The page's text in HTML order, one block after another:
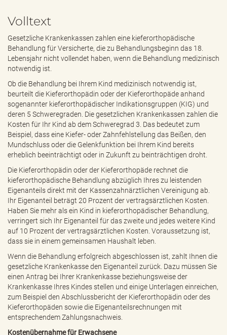
Volltext
Gesetzliche Krankenkassen zahlen eine kieferorthopädische
Behandlung für Versicherte, die zu Behandlungsbeginn das 18.
Lebensjahr nicht vollendet haben, wenn die Behandlung medizinisch
notwendig ist.
Ob die Behandlung bei Ihrem Kind medizinisch notwendig ist,
beurteilt die Kieferorthopädin oder der Kieferorthopäde anhand
sogenannter kieferorthopädischer Indikationsgruppen (KIG) und
deren 5 Schweregraden. Die gesetzlichen Krankenkassen zahlen die
Kosten für Ihr Kind ab dem Schweregrad 3. Das bedeutet zum
Beispiel, dass eine Kiefer- oder Zahnfehlstellung das Beißen, den
Mundschluss oder die Gelenkfunktion bei Ihrem Kind bereits
erheblich beeinträchtigt oder in Zukunft zu beinträchtigen droht.
Die Kieferorthopädin oder der Kieferorthopäde rechnet die
kieferorthopädische Behandlung abzüglich Ihres zu leistenden
Eigenanteils direkt mit der Kassenzahnärztlichen Vereinigung ab.
Ihr Eigenanteil beträgt 20 Prozent der vertragsärztlichen Kosten.
Haben Sie mehr als ein Kind in kieferorthopädischer Behandlung,
verringert sich Ihr Eigenanteil für das zweite und jedes weitere Kind
auf 10 Prozent der vertragsärztlichen Kosten. Voraussetzung ist,
dass sie in einem gemeinsamen Haushalt leben.
Wenn die Behandlung erfolgreich abgeschlossen ist, zahlt Ihnen die
gesetzliche Krankenkasse den Eigenanteil zurück. Dazu müssen Sie
einen Antrag bei Ihrer Krankenkasse beziehungsweise der
Krankenkasse Ihres Kindes stellen und einige Unterlagen einreichen,
zum Beispiel den Abschlussbericht der Kieferorthopädin oder des
Kieferorthopäden sowie die Eigenanteilsrechnungen mit
entsprechendem Zahlungsnachweis.
Kostenübernahme für Erwachsene